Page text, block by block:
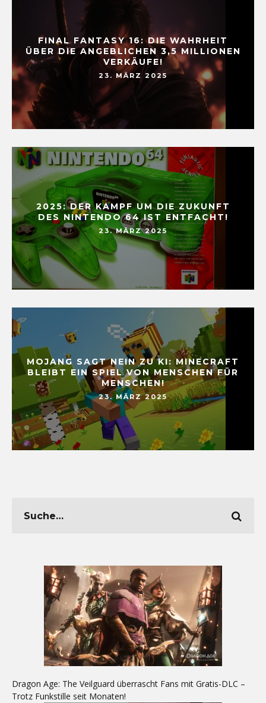
FINAL FANTASY 16: DIE WAHRHEIT
ÜBER DIE ANGEBLICHEN 3,5 MILLIONEN
VERKÄUFE!
23. MÄRZ 2025
2025: DER KAMPF UM DIE ZUKUNFT
DES NINTENDO 64 IST ENTFACHT!
23. MÄRZ 2025
MOJANG SAGT NEIN ZU KI: MINECRAFT
BLEIBT EIN SPIEL VON MENSCHEN FÜR
MENSCHEN!
23. MÄRZ 2025
Dragon Age: The Veilguard überrascht Fans mit Gratis-DLC –
Trotz Funkstille seit Monaten!